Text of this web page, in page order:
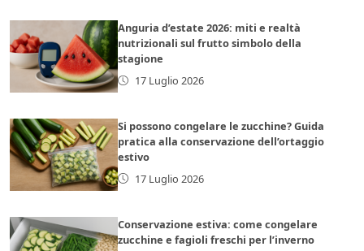
Anguria d’estate 2026: miti e realtà
nutrizionali sul frutto simbolo della
stagione
17 Luglio 2026
Si possono congelare le zucchine? Guida
pratica alla conservazione dell’ortaggio
estivo
17 Luglio 2026
Conservazione estiva: come congelare
zucchine e fagioli freschi per l’inverno